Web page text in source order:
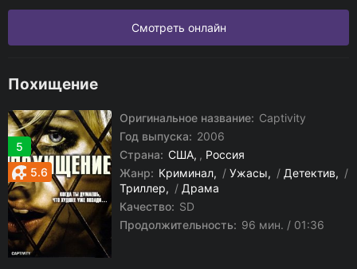
Смотреть онлайн
Похищение
5
5.6
Оригинальное название: Captivity
Год выпуска: 2006
Страна: США , Россия
Жанр: Криминал / Ужасы / Детектив
/
Триллер
/ Драма
Качество: SD
Продолжительность: 96 мин. / 01:36